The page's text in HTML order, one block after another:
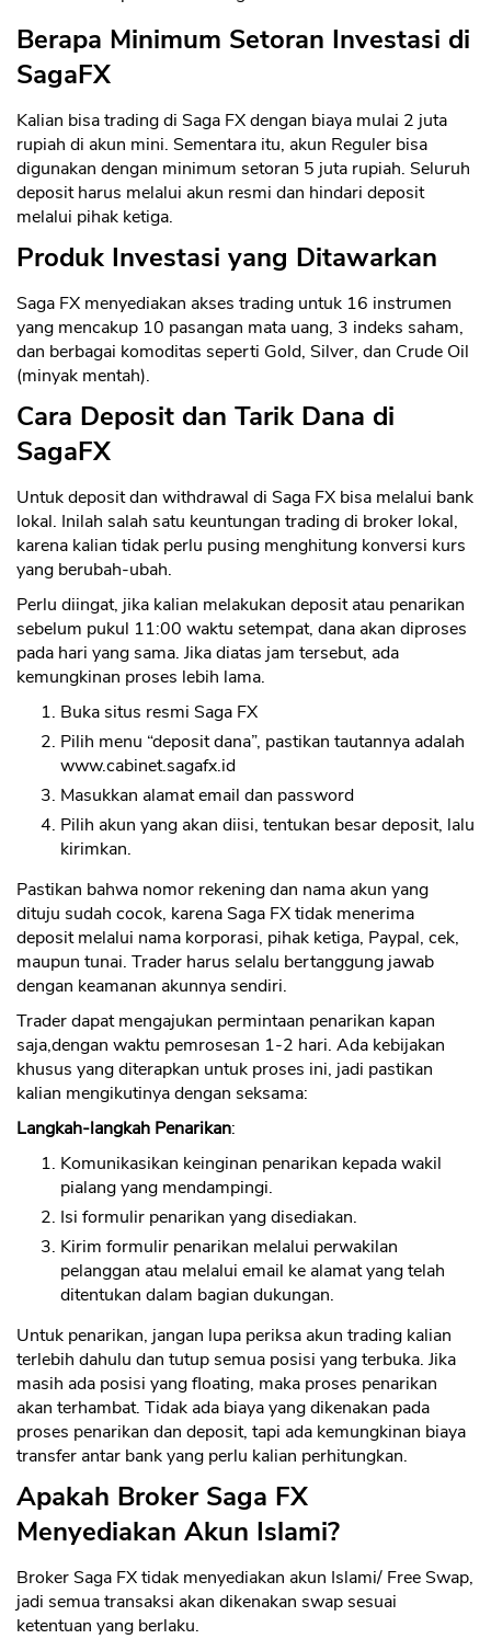
Berapa Minimum Setoran Investasi di
SagaFX
Kalian bisa trading di Saga FX dengan biaya mulai 2 juta
rupiah di akun mini. Sementara itu, akun Reguler bisa
digunakan dengan minimum setoran 5 juta rupiah. Seluruh
deposit harus melalui akun resmi dan hindari deposit
melalui pihak ketiga.
Produk Investasi yang Ditawarkan
Saga FX menyediakan akses trading untuk 16 instrumen
yang mencakup 10 pasangan mata uang, 3 indeks saham,
dan berbagai komoditas seperti Gold, Silver, dan Crude Oil
(minyak mentah).
Cara Deposit dan Tarik Dana di
SagaFX
Untuk deposit dan withdrawal di Saga FX bisa melalui bank
lokal. Inilah salah satu keuntungan trading di broker lokal,
karena kalian tidak perlu pusing menghitung konversi kurs
yang berubah-ubah.
Perlu diingat, jika kalian melakukan deposit atau penarikan
sebelum pukul 11:00 waktu setempat, dana akan diproses
pada hari yang sama. Jika diatas jam tersebut, ada
kemungkinan proses lebih lama.
Buka situs resmi Saga FX
Pilih menu “deposit dana”, pastikan tautannya adalah
www.cabinet.sagafx.id
Masukkan alamat email dan password
Pilih akun yang akan diisi, tentukan besar deposit, lalu
kirimkan.
Pastikan bahwa nomor rekening dan nama akun yang
dituju sudah cocok, karena Saga FX tidak menerima
deposit melalui nama korporasi, pihak ketiga, Paypal, cek,
maupun tunai. Trader harus selalu bertanggung jawab
dengan keamanan akunnya sendiri.
Trader dapat mengajukan permintaan penarikan kapan
saja,dengan waktu pemrosesan 1-2 hari. Ada kebijakan
khusus yang diterapkan untuk proses ini, jadi pastikan
kalian mengikutinya dengan seksama:
Langkah-langkah Penarikan:
Komunikasikan keinginan penarikan kepada wakil
pialang yang mendampingi.
Isi formulir penarikan yang disediakan.
Kirim formulir penarikan melalui perwakilan
pelanggan atau melalui email ke alamat yang telah
ditentukan dalam bagian dukungan.
Untuk penarikan, jangan lupa periksa akun trading kalian
terlebih dahulu dan tutup semua posisi yang terbuka. Jika
masih ada posisi yang floating, maka proses penarikan
akan terhambat. Tidak ada biaya yang dikenakan pada
proses penarikan dan deposit, tapi ada kemungkinan biaya
transfer antar bank yang perlu kalian perhitungkan.
Apakah Broker Saga FX
Menyediakan Akun Islami?
Broker Saga FX tidak menyediakan akun Islami/ Free Swap,
jadi semua transaksi akan dikenakan swap sesuai
ketentuan yang berlaku.